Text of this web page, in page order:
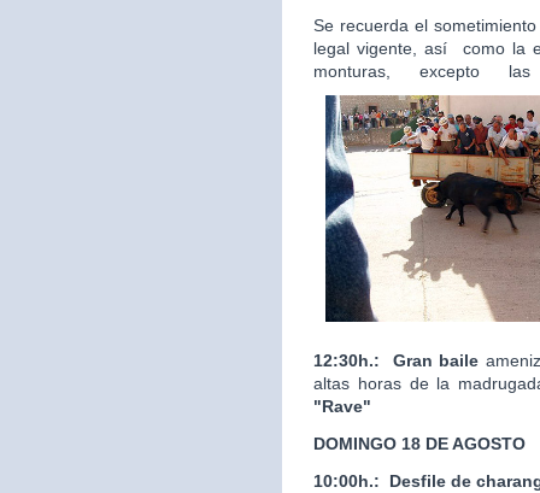
Se recuerda el
legal vigente, así como la
monturas, excepto
12:30h.: Gran baile
altas horas de la
"Rave"
DOMINGO 18 DE AGOSTO
10:00h.:
Desfile de